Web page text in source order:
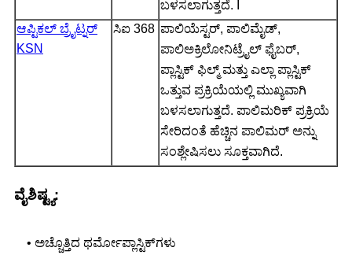
ಬಳಸಲಾಗುತ್ತದೆ. I
ಆಪ್ಟಿಕಲ್ ಬ್ರೈಟ್ನರ್
KSN
ಸಿಐ 368 ಪಾಲಿಯೆಸ್ಟರ್, ಪಾಲಿಮೈಡ್,
ಪಾಲಿಅಕ್ರಿಲೋನಿಟ್ರೈಲ್ ಫೈಬರ್,
ಪ್ಲಾಸ್ಟಿಕ್ ಫಿಲ್ಮ್ ಮತ್ತು ಎಲ್ಲಾ ಪ್ಲಾಸ್ಟಿಕ್
ಒತ್ತುವ ಪ್ರಕ್ರಿಯೆಯಲ್ಲಿ ಮುಖ್ಯವಾಗಿ
ಬಳಸಲಾಗುತ್ತದೆ. ಪಾಲಿಮರಿಕ್ ಪ್ರಕ್ರಿಯೆ
ಸೇರಿದಂತೆ ಹೆಚ್ಚಿನ ಪಾಲಿಮರ್ ಅನ್ನು
ಸಂಶ್ಲೇಷಿಸಲು ಸೂಕ್ತವಾಗಿದೆ.
ವೈಶಿಷ್ಟ್ಯ:
• ಅಚ್ಚೊತ್ತಿದ ಥರ್ಮೋಪ್ಲಾಸ್ಟಿಕ್‌ಗಳು